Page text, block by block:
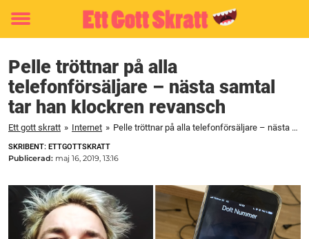
Toggle
Pelle tröttnar på alla
telefonförsäljare – nästa samtal
tar han klockren revansch
Ett gott skratt » Internet » Pelle tröttnar på alla telefonförsäljare – nästa samtal tar han klockren revansch
SKRIBENT: ETTGOTTSKRATT
Publicerad: maj 16, 2019, 13:16